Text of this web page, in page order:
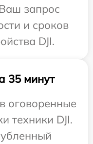
запрос
и сроков
DJI.
35 минут
оговоренные
техники DJI.